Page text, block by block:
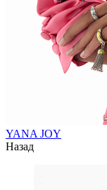
YANA JOY
Назад